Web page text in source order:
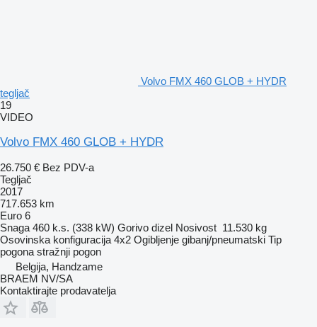
Volvo FMX 460 GLOB + HYDR
tegljač
19
VIDEO
Volvo FMX 460 GLOB + HYDR
26.750 € Bez PDV-a
Tegljač
2017
717.653 km
Euro 6
Snaga 460 k.s. (338 kW) Gorivo dizel Nosivost 11.530 kg
Osovinska konfiguracija 4x2 Ogibljenje gibanj/pneumatski Tip
pogona stražnji pogon
Belgija, Handzame
BRAEM NV/SA
Kontaktirajte prodavatelja